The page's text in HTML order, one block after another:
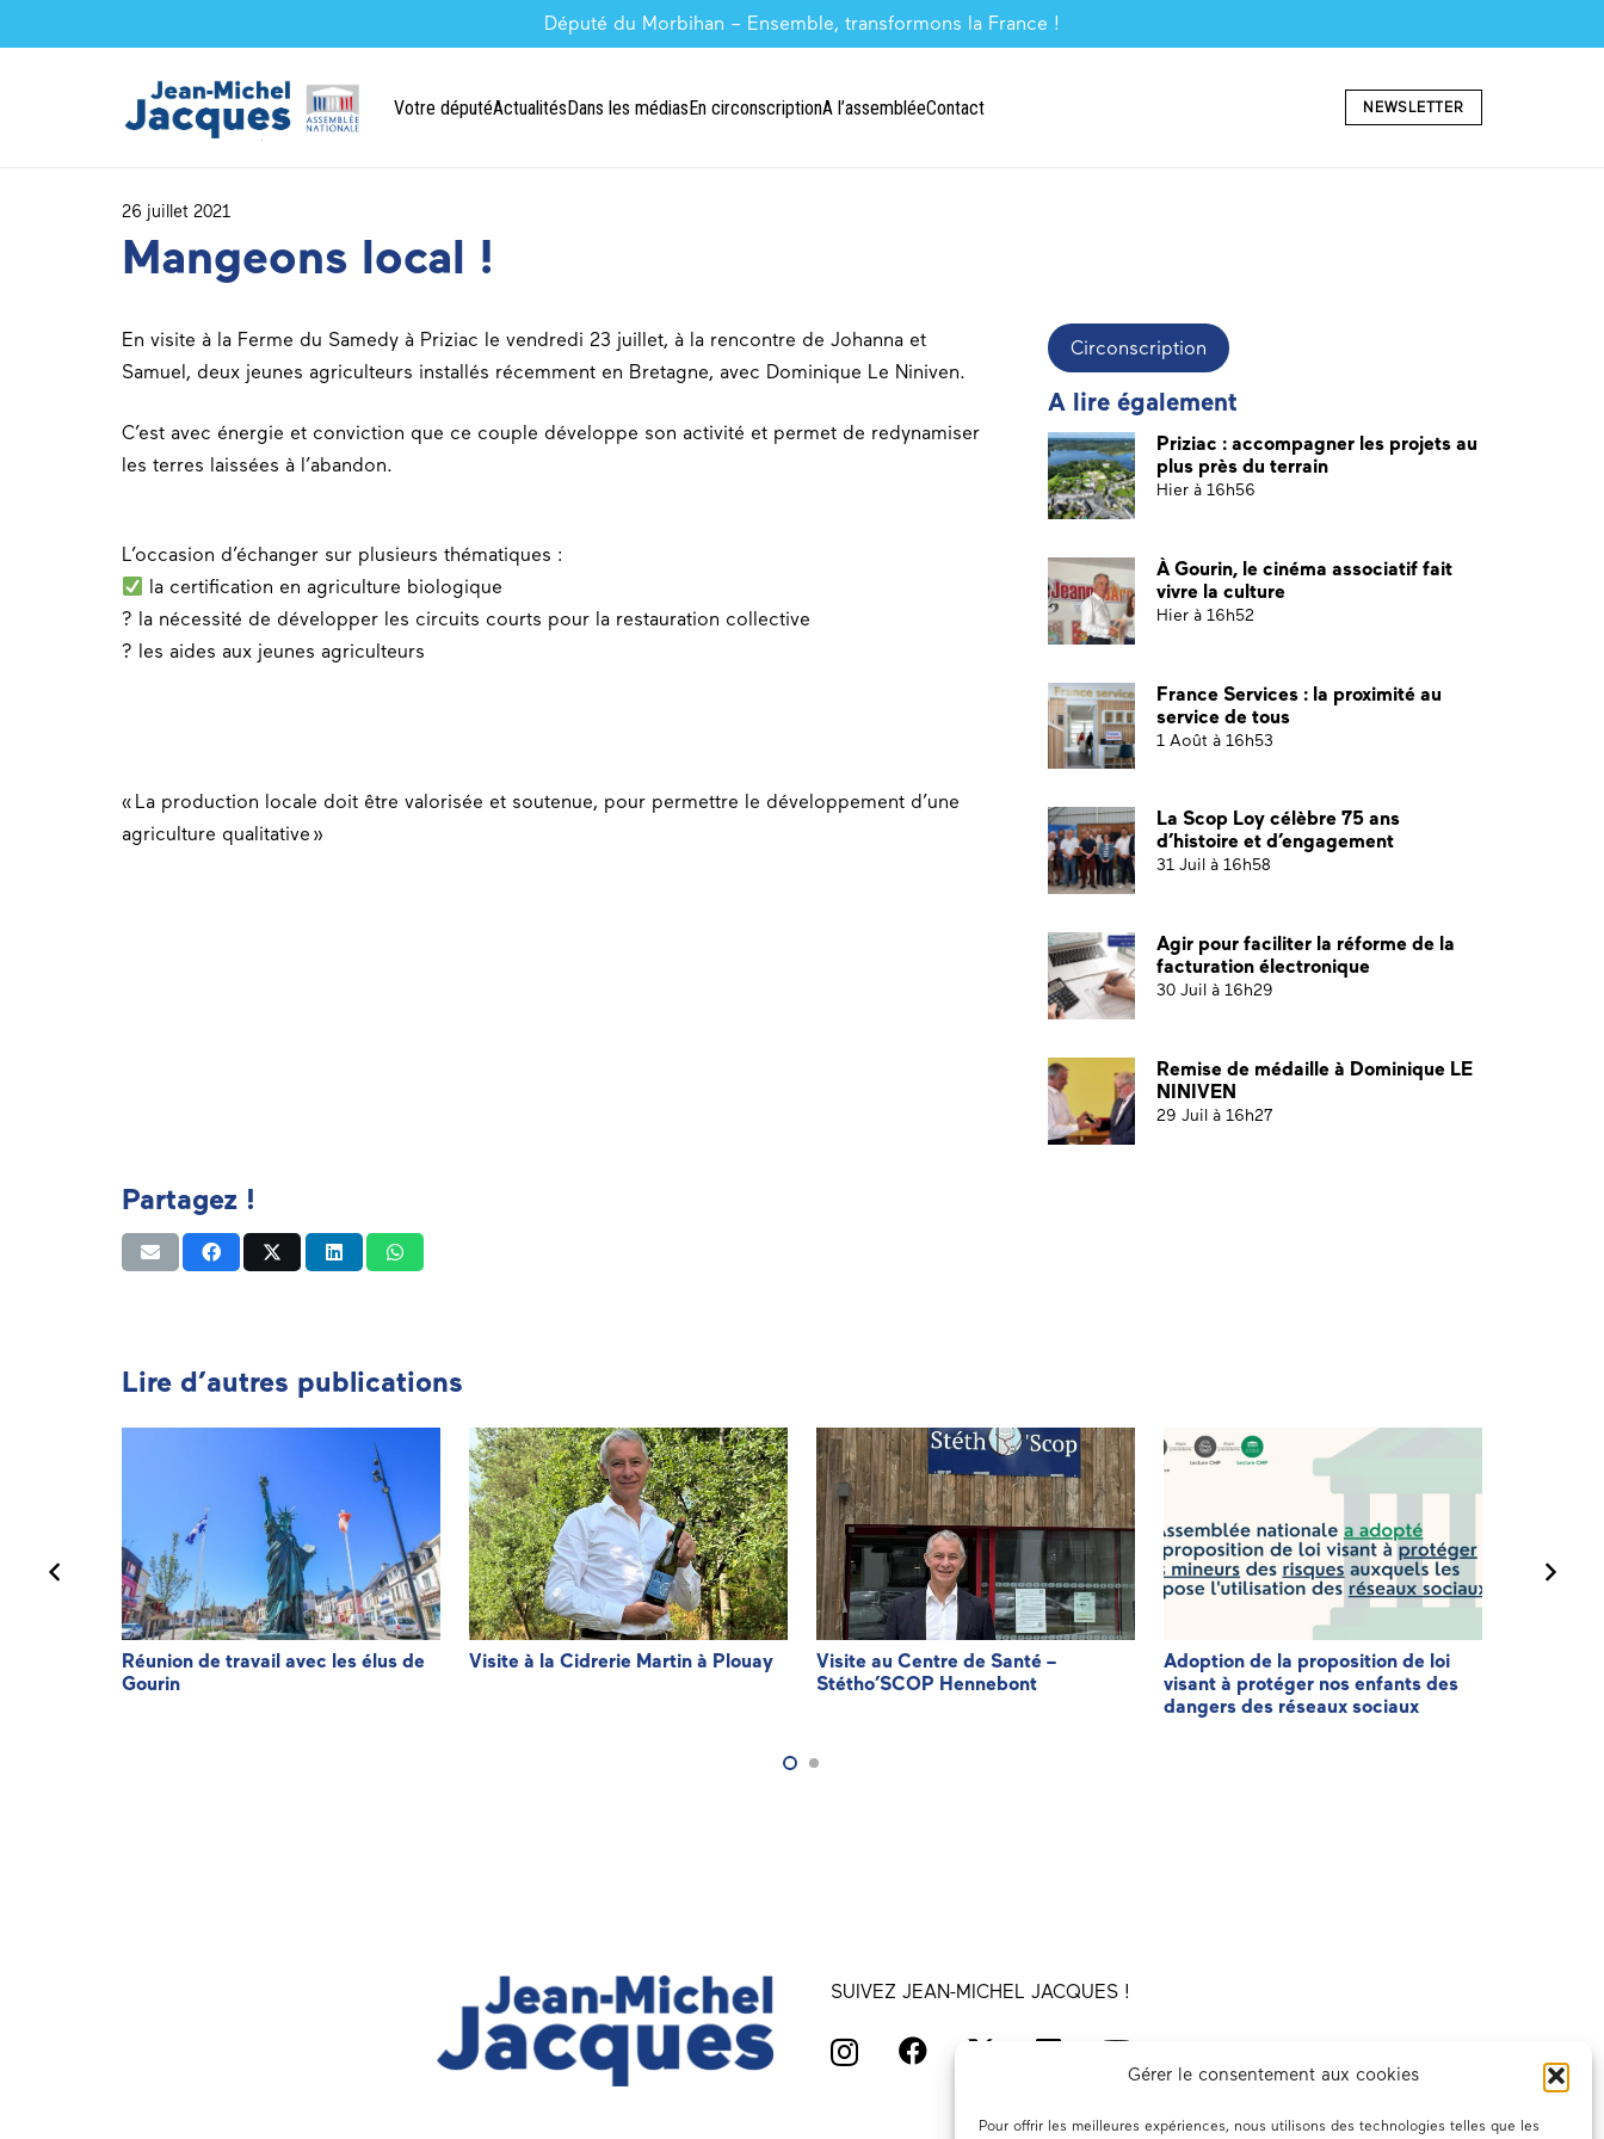
Gérer le consentement aux cookies
Pour offrir les meilleures expériences, nous utilisons des technologies telles que les
Député du Morbihan – Ensemble, transformons la France !
Votre députéActualitésDans les médiasEn circonscriptionA l’assembléeContact NEWSLETTER
26 juillet 2021
Mangeons local !
En visite à la Ferme du Samedy à Priziac le vendredi 23 juillet, à la rencontre de Johanna et
Samuel, deux jeunes agriculteurs installés récemment en Bretagne, avec Dominique Le Niniven.
C’est avec énergie et conviction que ce couple développe son activité et permet de redynamiser
les terres laissées à l’abandon.
L’occasion d’échanger sur plusieurs thématiques :
la certification en agriculture biologique
? la nécessité de développer les circuits courts pour la restauration collective
? les aides aux jeunes agriculteurs
« La production locale doit être valorisée et soutenue, pour permettre le développement d’une
agriculture qualitative »
Circonscription
A lire également
Priziac : accompagner les projets au
plus près du terrain
Hier à 16h56
À Gourin, le cinéma associatif fait
vivre la culture
Hier à 16h52
France Services : la proximité au
service de tous
1 Août à 16h53
La Scop Loy célèbre 75 ans
d’histoire et d’engagement
31 Juil à 16h58
Agir pour faciliter la réforme de la
facturation électronique
30 Juil à 16h29
Remise de médaille à Dominique LE
NINIVEN
29 Juil à 16h27
Partagez !
Lire d’autres publications
Réunion de travail avec les élus de
Gourin
Visite à la Cidrerie Martin à Plouay
Visite au Centre de Santé –
Stétho’SCOP Hennebont
Adoption de la proposition de loi
visant à protéger nos enfants des
dangers des réseaux sociaux
SUIVEZ JEAN-MICHEL JACQUES !